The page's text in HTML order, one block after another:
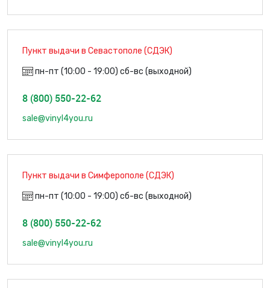
Пункт выдачи в Севастополе (СДЭК)
пн-пт (10:00 - 19:00) сб-вс (выходной)
8 (800) 550-22-62
sale@vinyl4you.ru
Пункт выдачи в Симферополе (СДЭК)
пн-пт (10:00 - 19:00) сб-вс (выходной)
8 (800) 550-22-62
sale@vinyl4you.ru